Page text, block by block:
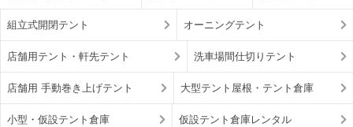
組立式開閉テント オーニングテント
店舗用テント・軒先テント 洗車場間仕切りテント
店舗用 手動巻き上げテント 大型テント屋根・テント倉庫
小型・仮設テント倉庫 仮設テント倉庫レンタル